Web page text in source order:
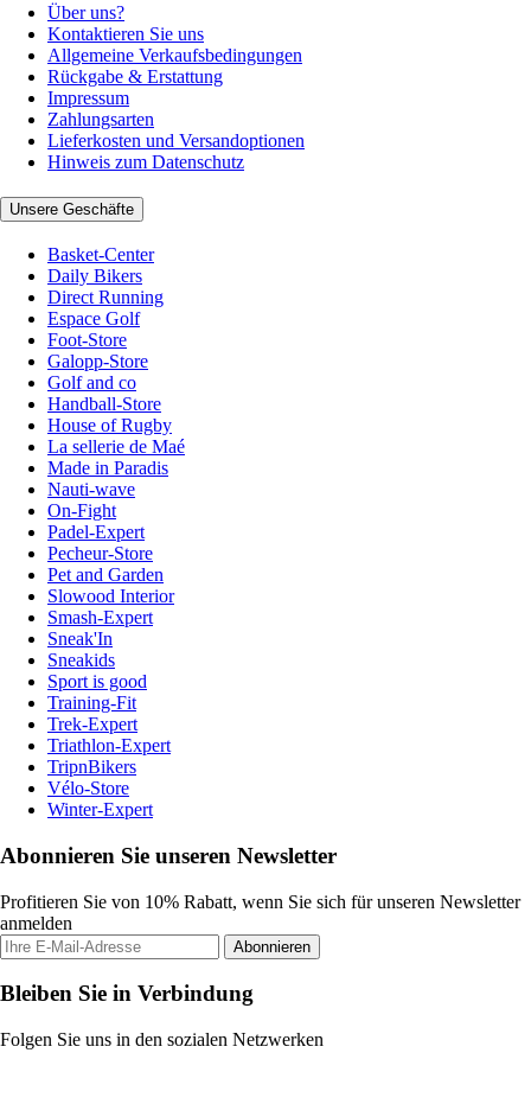
Über uns?
Kontaktieren Sie uns
Allgemeine Verkaufsbedingungen
Rückgabe & Erstattung
Impressum
Zahlungsarten
Lieferkosten und Versandoptionen
Hinweis zum Datenschutz
Unsere Geschäfte
Basket-Center
Daily Bikers
Direct Running
Espace Golf
Foot-Store
Galopp-Store
Golf and co
Handball-Store
House of Rugby
La sellerie de Maé
Made in Paradis
Nauti-wave
On-Fight
Padel-Expert
Pecheur-Store
Pet and Garden
Slowood Interior
Smash-Expert
Sneak'In
Sneakids
Sport is good
Training-Fit
Trek-Expert
Triathlon-Expert
TripnBikers
Vélo-Store
Winter-Expert
Abonnieren Sie unseren Newsletter
Profitieren Sie von 10% Rabatt, wenn Sie sich für unseren Newsletter
anmelden
Abonnieren
Bleiben Sie in Verbindung
Folgen Sie uns in den sozialen Netzwerken